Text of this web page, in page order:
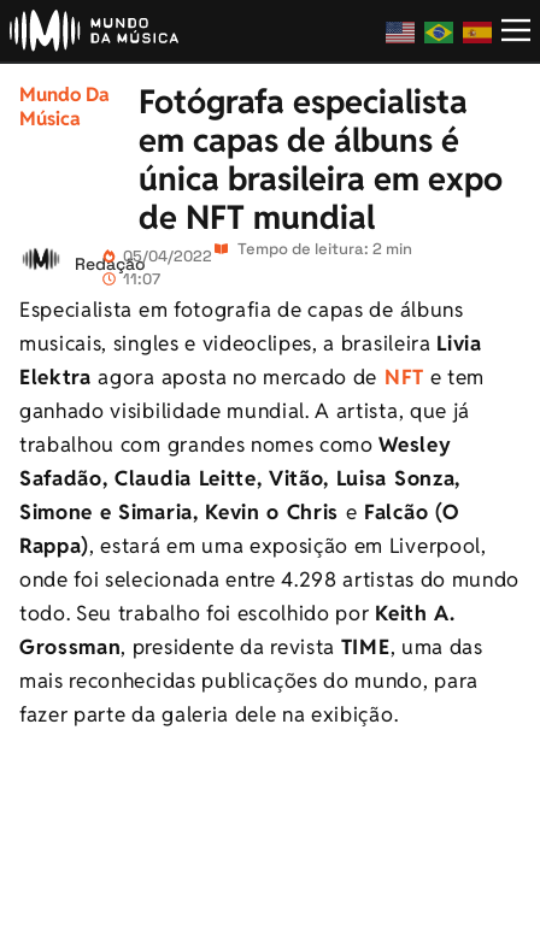
Mundo Da
Música
Fotógrafa especialista
em capas de álbuns é
única brasileira em expo
de NFT mundial
Redação05/04/2022
11:07
Tempo de leitura: 2 min
Especialista em fotografia de capas de álbuns
musicais, singles e videoclipes, a brasileira Livia
Elektraagora aposta no mercado de NFT e tem
ganhado visibilidade mundial. A artista, que já
trabalhou com grandes nomes comoWesley
Safadão, Claudia Leitte, Vitão, Luisa Sonza,
Simone e Simaria, Kevin o Chris e Falcão (O
Rappa), estará em uma exposição em Liverpool,
onde foi selecionada entre 4.298 artistas do mundo
todo. Seu trabalho foi escolhido por Keith A.
Grossman, presidente da revista TIME, uma das
mais reconhecidas publicações do mundo, para
fazer parte da galeria dele na exibição.